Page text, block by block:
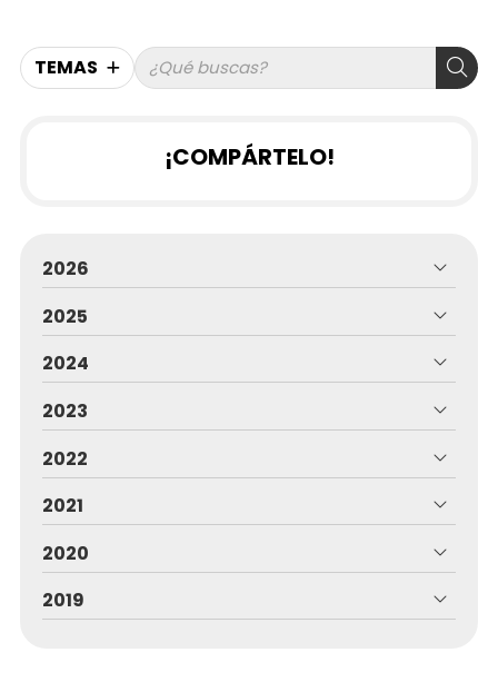
TEMAS
¡COMPÁRTELO!
2026
2025
2024
2023
2022
2021
2020
2019